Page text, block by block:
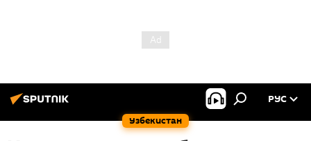
Узбекистан
РУС